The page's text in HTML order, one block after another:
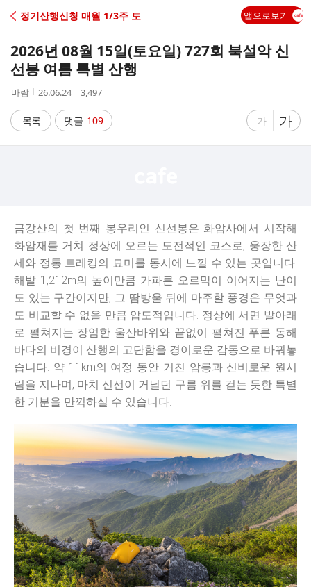
C
A
정기산행신청 매월 1/3주 토 앱으로보기
2026년 08월 15일(토요일) 727회 북설악 신
선봉 여름 특별 산행
작
자
바람
작
시
간
26.06.24
조
수
3,497
목록 댓글 109
글
게
가
글
자
게
가
금강산의 첫 번째 봉우리인 신선봉은 화암사에서 시작해
화암재를 거쳐 정상에 오르는 도전적인 코스로, 웅장한 산
세와 정통 트레킹의 묘미를 동시에 느낄 수 있는 곳입니다.
해발 1,212m의 높이만큼 가파른 오르막이 이어지는 난이
도 있는 구간이지만, 그 땀방울 뒤에 마주할 풍경은 무엇과
도 비교할 수 없을 만큼 압도적입니다. 정상에 서면 발아래
로 펼쳐지는 장엄한 울산바위와 끝없이 펼쳐진 푸른 동해
바다의 비경이 산행의 고단함을 경이로운 감동으로 바꿔놓
습니다. 약 11km의 여정 동안 거친 암릉과 신비로운 원시
림을 지나며, 마치 신선이 거닐던 구름 위를 걷는 듯한 특별
한 기분을 만끽하실 수 있습니다.